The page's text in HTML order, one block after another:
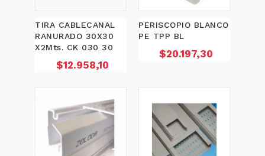
TIRA CABLECANAL
RANURADO 30X30
X2Mts. CK 030 30
Precio
$12.958,10
PERISCOPIO BLANCO
PE TPP BL
Precio
$20.197,30